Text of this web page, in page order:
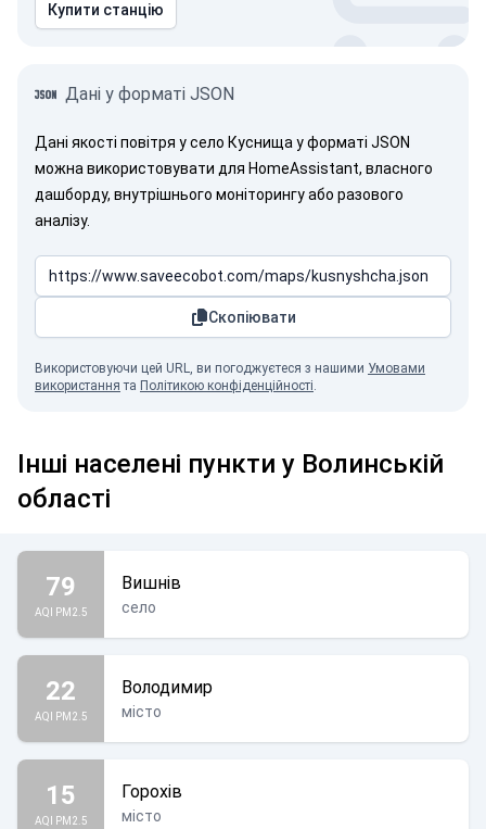
Купити станцію
Дані у форматі JSON
Дані якості повітря у село Куснища у форматі JSON
можна використовувати для HomeAssistant, власного
дашборду, внутрішнього моніторингу або разового
аналізу.
Скопіювати
Використовуючи цей URL, ви погоджуєтеся з нашими Умовами
використання та Політикою конфіденційності.
Інші населені пункти у Волинській
області
79
AQI PM2.5
Вишнів
село
22
AQI PM2.5
Володимир
місто
15
AQI PM2.5
Горохів
місто